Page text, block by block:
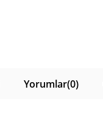
Yorumlar(0)